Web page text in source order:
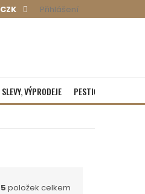
CZK Přihlášení
SLEVY, VÝPRODEJE PESTICIDY
5 položek celkem